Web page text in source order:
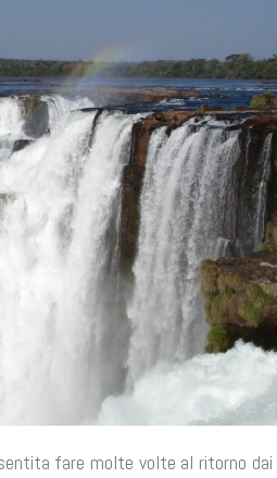
fare molte volte al ritorno dai